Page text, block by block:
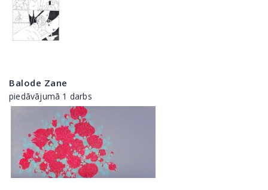
Balode Zane
piedāvājumā 1 darbs